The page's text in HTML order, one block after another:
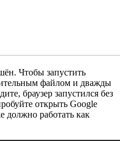
Чтобы запустить
файлом и дважды
браузер запустился без
открыть Google
должно работать как